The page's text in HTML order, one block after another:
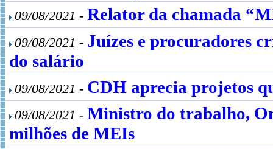
09/08/2021 - Relator da chamada
09/08/2021 - Juízes e procuradores
do salário
09/08/2021 - CDH aprecia projetos
09/08/2021 - Ministro do trabalho,
milhões de MEIs